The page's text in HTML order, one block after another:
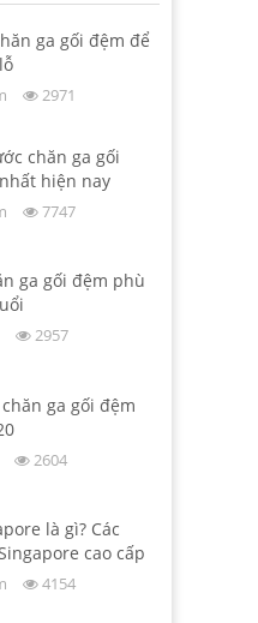
ga gối đệm để
2971
chăn ga gối
hiện nay
7747
ga gối đệm phù
2957
ga gối đệm
2604
là gì? Các
cao cấp
4154